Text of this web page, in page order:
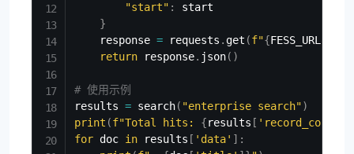
"start" :
start
}
    response
= requests . get (f"{FESS_URL
return response. json( )
# 使用示例
results = search( "enterprise search")
print (f"Total hits: {results [ 'record_count'
for doc in results [ 'data' ] :